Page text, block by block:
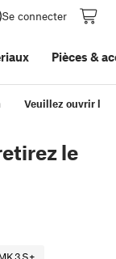
Se connecter
Pièces &
Veuillez ouvrir
le